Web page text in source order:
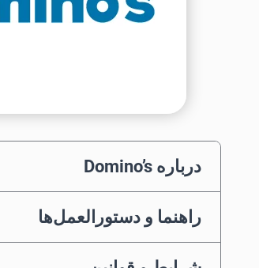
درباره Domino’s
راهنما و دستورالعمل‌ها